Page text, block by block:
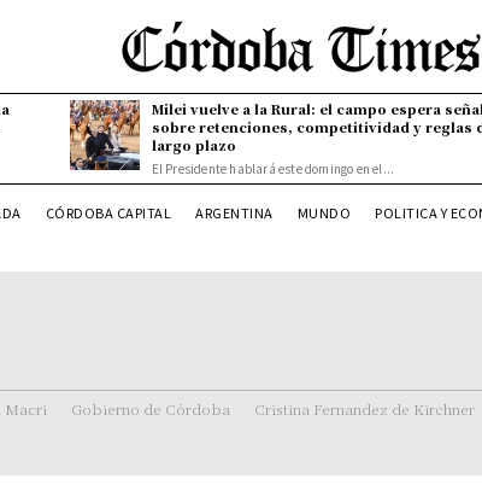
Milei vuelve a la Rural: el campo espera
sobre retenciones, competitividad y reglas
largo plazo
El Presidente hablará este domingo en el...
CÓRDOBA CAPITAL ARGENTINA MUNDO POLITICA Y
Macri Gobierno de Córdoba Cristina Fernandez de Kirchner